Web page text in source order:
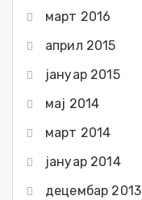
март 2016
април 2015
јануар 2015
мај 2014
март 2014
јануар 2014
децембар 2013